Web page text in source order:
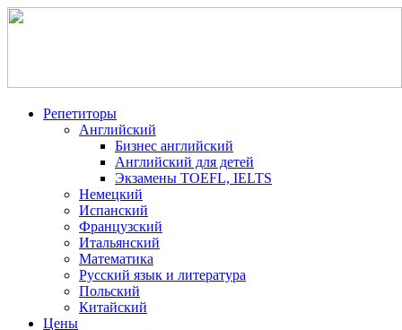
Репетиторы
Английский
Бизнес английский
Английский для детей
Экзамены TOEFL, IELTS
Немецкий
Испанский
Французский
Итальянский
Математика
Русский язык и литература
Польский
Китайский
Цены